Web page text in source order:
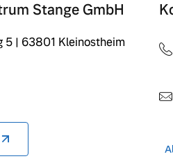
Stange GmbH
5 | 63801 Kleinostheim